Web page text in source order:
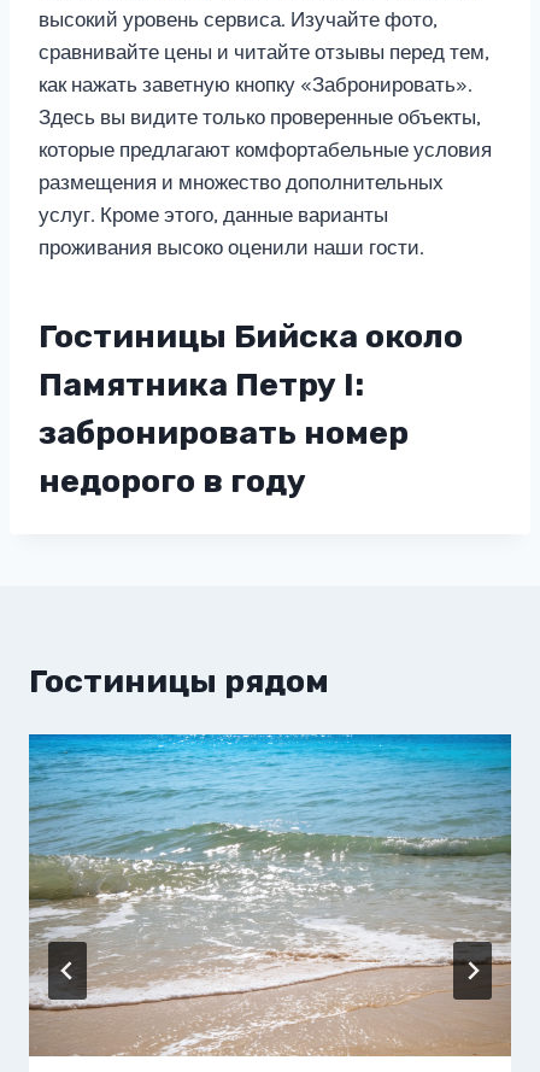
высокий уровень сервиса. Изучайте фото,
сравнивайте цены и читайте отзывы перед тем,
как нажать заветную кнопку «Забронировать».
Здесь вы видите только проверенные объекты,
которые предлагают комфортабельные условия
размещения и множество дополнительных
услуг. Кроме этого, данные варианты
проживания высоко оценили наши гости.
Гостиницы Бийска около
Памятника Петру I:
забронировать номер
недорого в году
Гостиницы рядом